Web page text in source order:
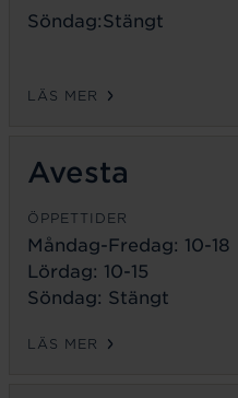
Söndag:Stängt
LÄS MER
Avesta
ÖPPETTIDER
Måndag-Fredag: 10-18
Lördag: 10-15
Söndag: Stängt
LÄS MER